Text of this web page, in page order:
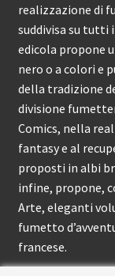
realizzazione di
suddivisa su tutti
edicola propone
nero o a colori e
della tradizione
divisione
Comics, nella
fantasy e al
proposti in albi
infine, propone,
Arte, eleganti
fumetto
francese.